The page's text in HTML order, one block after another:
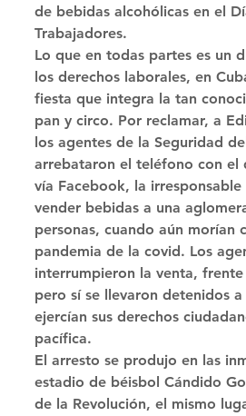
de bebidas alcohólicas en el
Trabajadores.
Lo que en todas partes es un
los derechos laborales, en
fiesta que integra la tan
pan y circo. Por reclamar, a
los agentes de la Seguridad
arrebataron el teléfono con el
vía Facebook, la
vender bebidas a una
personas, cuando aún morían
pandemia de la covid. Los
interrumpieron la venta, frente
pero sí se llevaron detenidos
ejercían sus derechos
pacífica.
El arresto se produjo en las
estadio de béisbol Cándido
de la Revolución, el mismo